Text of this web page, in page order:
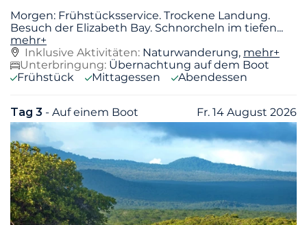
Morgen: Frühstücksservice. Trockene Landung.
Besuch der Elizabeth Bay. Schnorcheln im tiefen...
mehr+
Inklusive Aktivitäten: Naturwanderung, mehr+
Unterbringung: Übernachtung auf dem Boot
Frühstück
Mittagessen Abendessen
Tag 3 - Auf einem Boot Fr. 14 August 2026